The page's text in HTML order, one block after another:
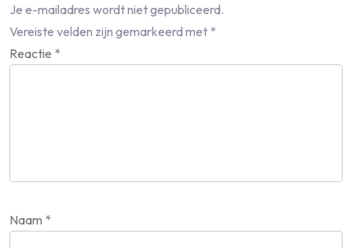
Je e-mailadres wordt niet gepubliceerd.
Vereiste velden zijn gemarkeerd met *
Reactie *
Naam *